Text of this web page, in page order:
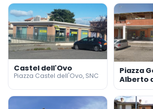
Castel dell'Ovo
Piazza Castel dell'Ovo, SNC
Piazza
Alberto